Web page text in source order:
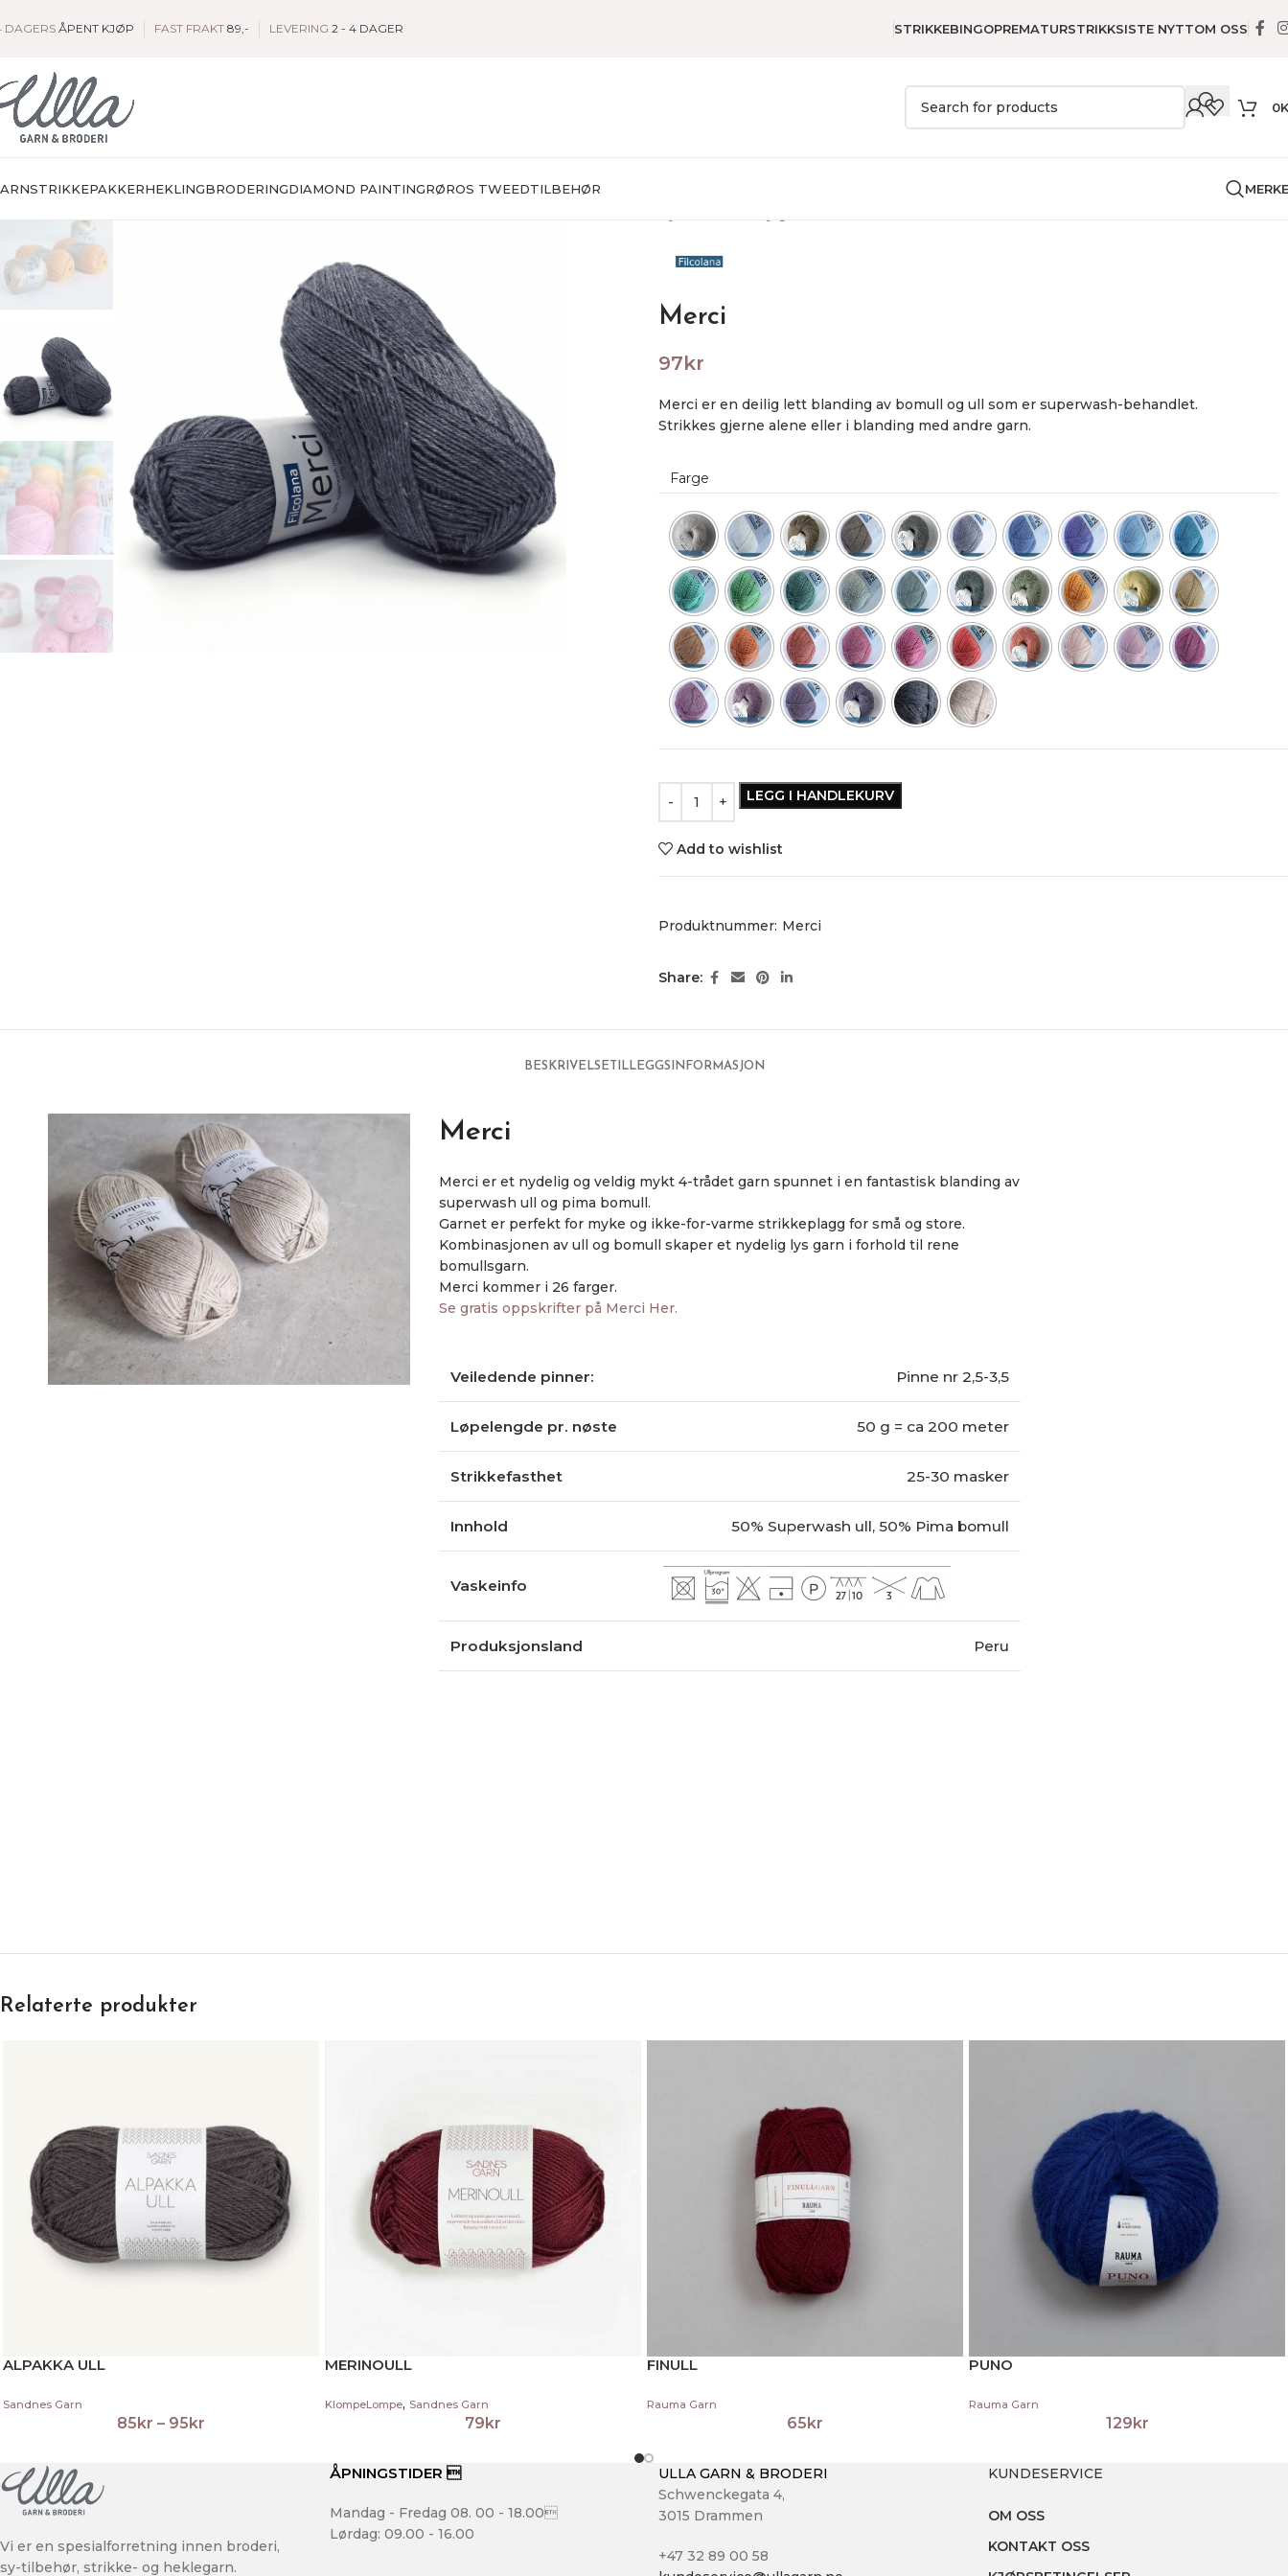
DAGERS ÅPENT KJØP FAST FRAKT 89,- LEVERING 2 - 4 DAGER STRIKKEBINGOPREMATURSTRIKKSISTE NYTTOM OSS
0
STRIKKEPAKKERHEKLINGBRODERINGDIAMOND PAINTINGRØROS TWEEDTILBEHØR
Merci
97kr
Merci er en deilig lett blanding av bomull og ull som er superwash-behandlet.
Strikkes gjerne alene eller i blanding med andre garn.
Farge
LEGG I HANDLEKURV
Add to wishlist
Produktnummer: Merci
Share:
BESKRIVELSETILLEGGSINFORMASJON
Merci
Merci er et nydelig og veldig mykt 4-trådet garn spunnet i en fantastisk blanding av
superwash ull og pima bomull.
Garnet er perfekt for myke og ikke-for-varme strikkeplagg for små og store.
Kombinasjonen av ull og bomull skaper et nydelig lys garn i forhold til rene
bomullsgarn.
Merci kommer i 26 farger.
Se gratis oppskrifter på Merci Her.
Veiledende pinner: Pinne nr 2,5-3,5
Løpelengde pr. nøste 50 g = ca 200 meter
Strikkefasthet 25-30 masker
Innhold 50% Superwash ull, 50% Pima bomull
Vaskeinfo
Produksjonsland Peru
Relaterte produkter
ALPAKKA ULL
Sandnes Garn
85kr – 95kr
MERINOULL
KlompeLompe, Sandnes Garn
79kr
FINULL
Rauma Garn
65kr
PUNO
Rauma Garn
129kr
Vi er en spesialforretning innen broderi,
sy-tilbehør, strikke- og heklegarn.
ÅPNINGSTIDER 
Mandag - Fredag 08. 00 - 18.00
Lørdag: 09.00 - 16.00
ULLA GARN & BRODERI
Schwenckegata 4,
3015 Drammen
+47 32 89 00 58
KUNDESERVICE
OM OSS
KONTAKT OSS